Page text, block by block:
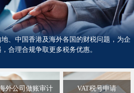
、中国香港及海外各国的财税问题，为企
合理合规争取更多税务优惠。
外公司做账审计 VAT税号申请